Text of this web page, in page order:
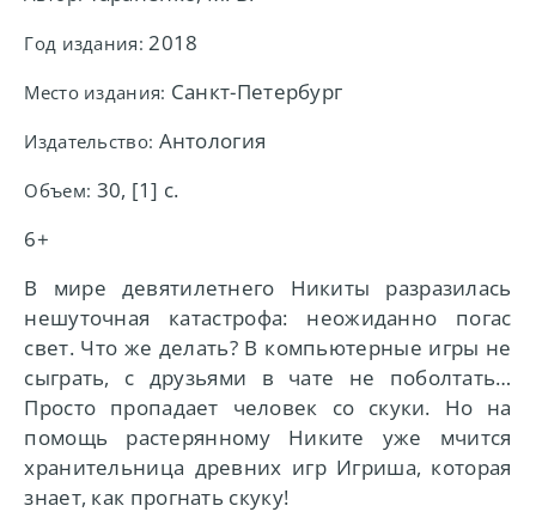
Год издания: 2018
Место издания: Санкт-Петербург
Издательство: Антология
Объем: 30, [1] с.
6+
В мире девятилетнего Никиты разразилась
нешуточная катастрофа: неожиданно погас
свет. Что же делать? В компьютерные игры не
сыграть, с друзьями в чате не поболтать…
Просто пропадает человек со скуки. Но на
помощь растерянному Никите уже мчится
хранительница древних игр Игриша, которая
знает, как прогнать скуку!